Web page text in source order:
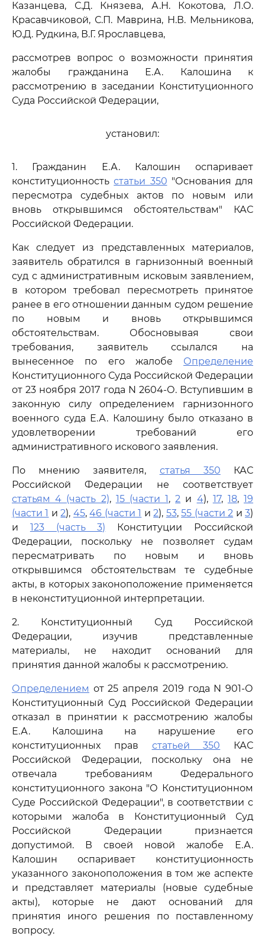
Казанцева, С.Д. Князева, А.Н. Кокотова, Л.О.
Красавчиковой, С.П. Маврина, Н.В. Мельникова,
Ю.Д. Рудкина, В.Г. Ярославцева,
рассмотрев вопрос о возможности принятия
жалобы гражданина Е.А. Калошина к
рассмотрению в заседании Конституционного
Суда Российской Федерации,
установил:
1. Гражданин Е.А. Калошин оспаривает
конституционностьстатьи 350 "Основания для
пересмотра судебных актов по новым или
вновь открывшимся обстоятельствам" КАС
Российской Федерации.
Как следует из представленных материалов,
заявитель обратился в гарнизонный военный
суд с административным исковым заявлением,
в котором требовал пересмотреть принятое
ранее в его отношении данным судом решение
по новым и вновь открывшимся
обстоятельствам. Обосновывая свои
требования, заявитель ссылался на
вынесенное по его жалобе Определение
Конституционного Суда Российской Федерации
от 23 ноября 2017 года N 2604-О. Вступившим в
законную силу определением гарнизонного
военного суда Е.А. Калошину было отказано в
удовлетворении требований его
административного искового заявления.
По мнению заявителя, статья 350 КАС
Российской Федерации не соответствует
статьям 4 (часть 2), 15 (части 1,2 и 4), 17, 18,19
(части 1 и2), 45,46 (части 1 и2), 53,55 (части 2 и3)
и 123 (часть 3) Конституции Российской
Федерации, поскольку не позволяет судам
пересматривать по новым и вновь
открывшимся обстоятельствам те судебные
акты, в которых законоположение применяется
в неконституционной интерпретации.
2. Конституционный Суд Российской
Федерации, изучив представленные
материалы, не находит оснований для
принятия данной жалобы к рассмотрению.
Определением от 25 апреля 2019 года N 901-О
Конституционный Суд Российской Федерации
отказал в принятии к рассмотрению жалобы
Е.А. Калошина на нарушение его
конституционных прав статьей 350 КАС
Российской Федерации, поскольку она не
отвечала требованиям Федерального
конституционного закона "О Конституционном
Суде Российской Федерации", в соответствии с
которыми жалоба в Конституционный Суд
Российской Федерации признается
допустимой. В своей новой жалобе Е.А.
Калошин оспаривает конституционность
указанного законоположения в том же аспекте
и представляет материалы (новые судебные
акты), которые не дают оснований для
принятия иного решения по поставленному
вопросу.